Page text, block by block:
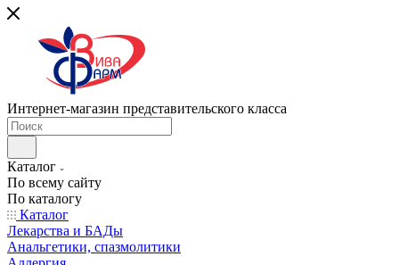
Интернет-магазин представительского класса
Каталог
По всему сайту
По каталогу
Каталог
Лекарства и БАДы
Анальгетики, спазмолитики